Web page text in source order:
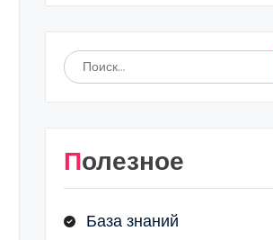
Найти:
Полезное
База знаний